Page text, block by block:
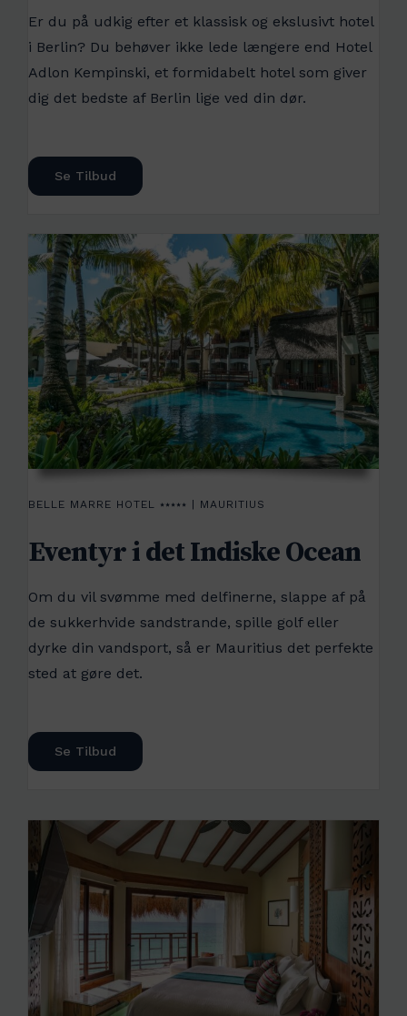
Er du på udkig efter et klassisk og ekslusivt hotel
i Berlin? Du behøver ikke lede længere end Hotel
Adlon Kempinski, et formidabelt hotel som giver
dig det bedste af Berlin lige ved din dør.
Se Tilbud
BELLE MARRE HOTEL ⭑⭑⭑⭑⭑ | MAURITIUS
Eventyr i det Indiske Ocean
Om du vil svømme med delfinerne, slappe af på
de sukkerhvide sandstrande, spille golf eller
dyrke din vandsport, så er Mauritius det perfekte
sted at gøre det.
Se Tilbud